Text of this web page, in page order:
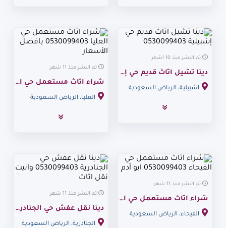
تم النشر منذ 10 أشهر
دينا تشيل اثاث قديم حي إشبيلية 0530099403
اشبيلية، الرياض السعودية
تم النشر منذ 11 شهر
شراء اثاث مستعمل حي العليا 0530099403 بافضل الأسعار
العليا، الرياض السعودية
تم النشر منذ 11 شهر
شراء اثاث مستعمل حي الفيحاء 0530099403 ابو آدم
الفيحاء، الرياض السعودية
تم النشر منذ 11 شهر
دينا نقل عفش حي الجنادرية 0530099403 وانيت نقل اثاث
الجنادرية، الرياض السعودية